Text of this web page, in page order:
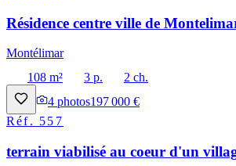
Résidence centre ville de
Montélimar
108 m²
3 p.
2 ch.
4 photos197 000 €
Réf. 557
terrain viabilisé au coeur d'un